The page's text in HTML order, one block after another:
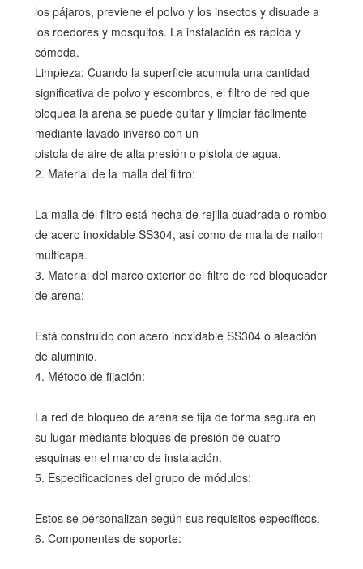
los pájaros, previene el polvo y los insectos y disuade a
los roedores y mosquitos. La instalación es rápida y
cómoda.
Limpieza: Cuando la superficie acumula una cantidad
significativa de polvo y escombros, el filtro de red que
bloquea la arena se puede quitar y limpiar fácilmente
mediante lavado inverso con un
pistola de aire de alta presión o pistola de agua.
2. Material de la malla del filtro:
La malla del filtro está hecha de rejilla cuadrada o rombo
de acero inoxidable SS304, así como de malla de nailon
multicapa.
3. Material del marco exterior del filtro de red bloqueador
de arena:
Está construido con acero inoxidable SS304 o aleación
de aluminio.
4. Método de fijación:
La red de bloqueo de arena se fija de forma segura en
su lugar mediante bloques de presión de cuatro
esquinas en el marco de instalación.
5. Especificaciones del grupo de módulos:
Estos se personalizan según sus requisitos específicos.
6. Componentes de soporte: